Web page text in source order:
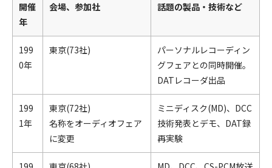
開催
年
会場、参加社 話題の製品・技術など
199
0年
東京(73社)
パーソナルレコーディン
グフェアとの同時開催。
DATレコーダ出品
199
1年
東京(72社)
名称をオーディオフェア
に変更
ミニディスク(MD)、DCC
技術発表とデモ、DAT録
再実験